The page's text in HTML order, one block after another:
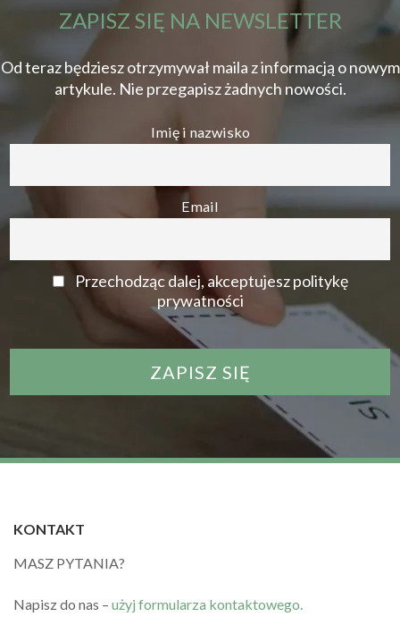
ZAPISZ SIĘ NA NEWSLETTER
Od teraz będziesz otrzymywał maila z informacją o nowym
artykule. Nie przegapisz żadnych nowości.
Imię i nazwisko
Email
Przechodząc dalej, akceptujesz politykę
prywatności
KONTAKT
MASZ PYTANIA?
Napisz do nas – użyj formularza kontaktowego.